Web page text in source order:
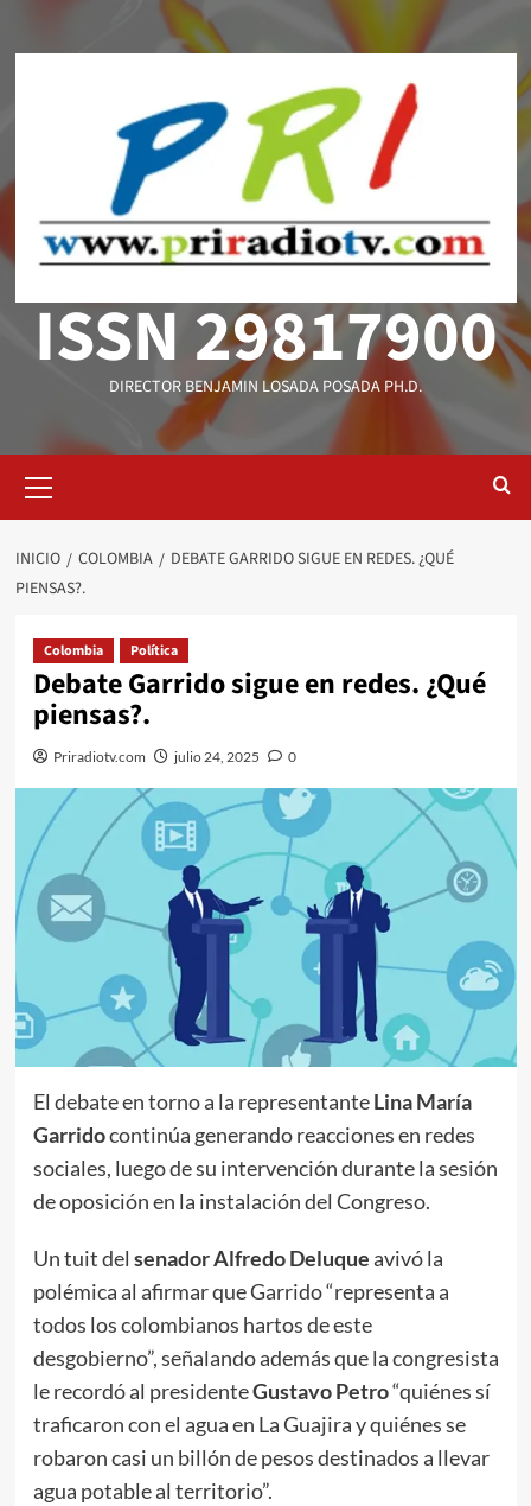
ISSN 29817900
DIRECTOR BENJAMIN LOSADA POSADA PH.D.
primario
INICIO COLOMBIA
DEBATE GARRIDO SIGUE EN REDES. ¿QUÉ
PIENSAS?.
Colombia Política
Debate Garrido sigue en redes. ¿Qué
piensas?.
Priradiotv.com julio 24, 2025 0
El debate en torno a la representanteLina María
Garridocontinúa generando reacciones en redes
sociales, luego de su intervención durante la sesión
de oposición en la instalación del Congreso.
Un tuit del senador Alfredo Deluqueavivó la
polémica al afirmar que Garrido “representa a
todos los colombianos hartos de este
desgobierno”, señalando además que la congresista
le recordó al presidenteGustavo Petro“quiénes sí
traficaron con el agua en La Guajira y quiénes se
robaron casi un billón de pesos destinados a llevar
agua potable al territorio”.